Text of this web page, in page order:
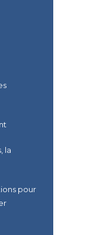
la
pour